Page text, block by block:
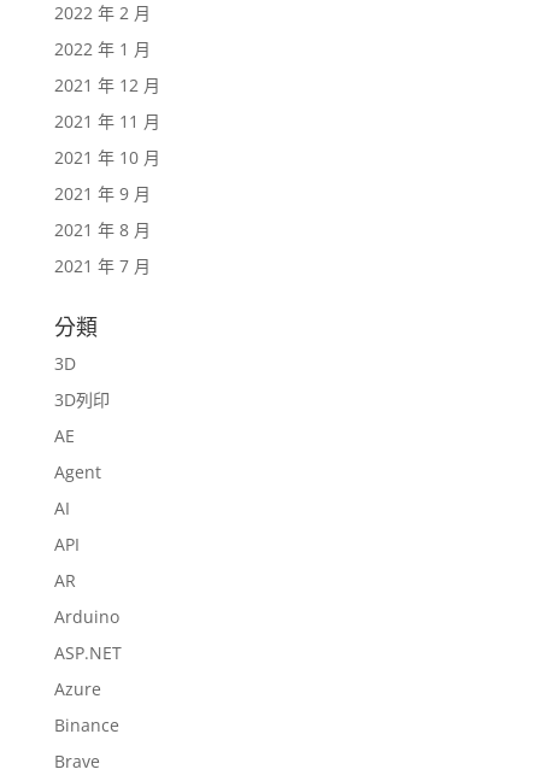
2022 年 2 月
2022 年 1 月
2021 年 12 月
2021 年 11 月
2021 年 10 月
2021 年 9 月
2021 年 8 月
2021 年 7 月
分類
3D
3D列印
AE
Agent
AI
API
AR
Arduino
ASP.NET
Azure
Binance
Brave